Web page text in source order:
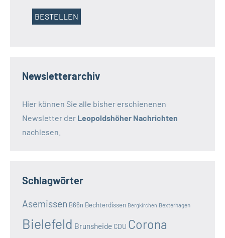
Newsletterarchiv
Hier können Sie alle bisher erschienenen
Newsletter der Leopoldshöher Nachrichten
nachlesen.
Schlagwörter
Asemissen B66n Bechterdissen Bergkirchen Bexterhagen
Bielefeld Brunsheide CDU Corona